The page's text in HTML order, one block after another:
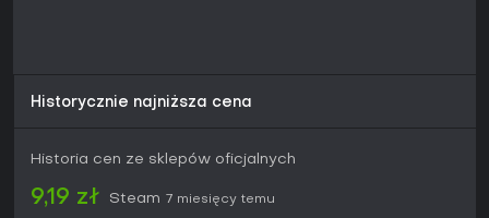
Historycznie najniższa cena
Historia cen ze sklepów oficjalnych
9,19 zł Steam 7 miesięcy temu